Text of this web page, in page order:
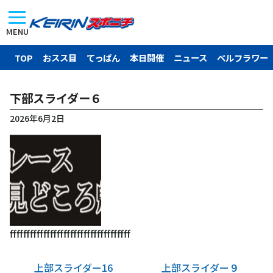
MENU
TOP おスス目 てっぱん 本日開催 ニュース ベルフラワー
下部スライダー６
2026年6月2日
ffffffffffffffffffffffffffffffffffff
上部スライダー16 上部スライダー９